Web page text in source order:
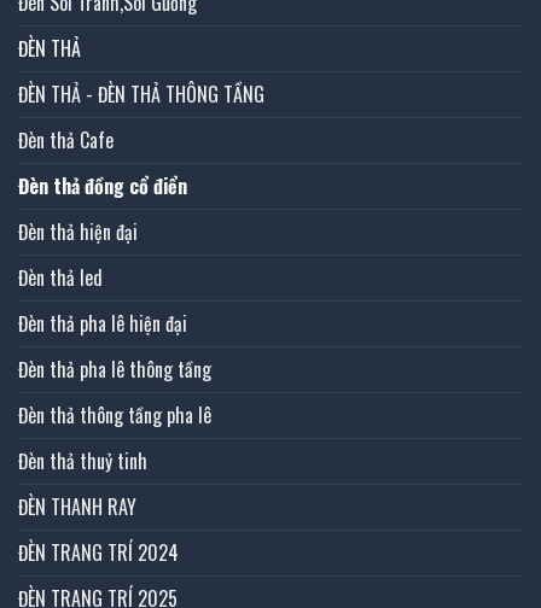
ĐÈN THẢ
ĐÈN THẢ - ĐÈN THẢ THÔNG TẦNG
Đèn thả Cafe
Đèn thả đồng cổ điển
Đèn thả hiện đại
Đèn thả led
Đèn thả pha lê hiện đại
Đèn thả pha lê thông tầng
Đèn thả thông tầng pha lê
Đèn thả thuỷ tinh
ĐÈN THANH RAY
ĐÈN TRANG TRÍ 2024
ĐÈN TRANG TRÍ 2025